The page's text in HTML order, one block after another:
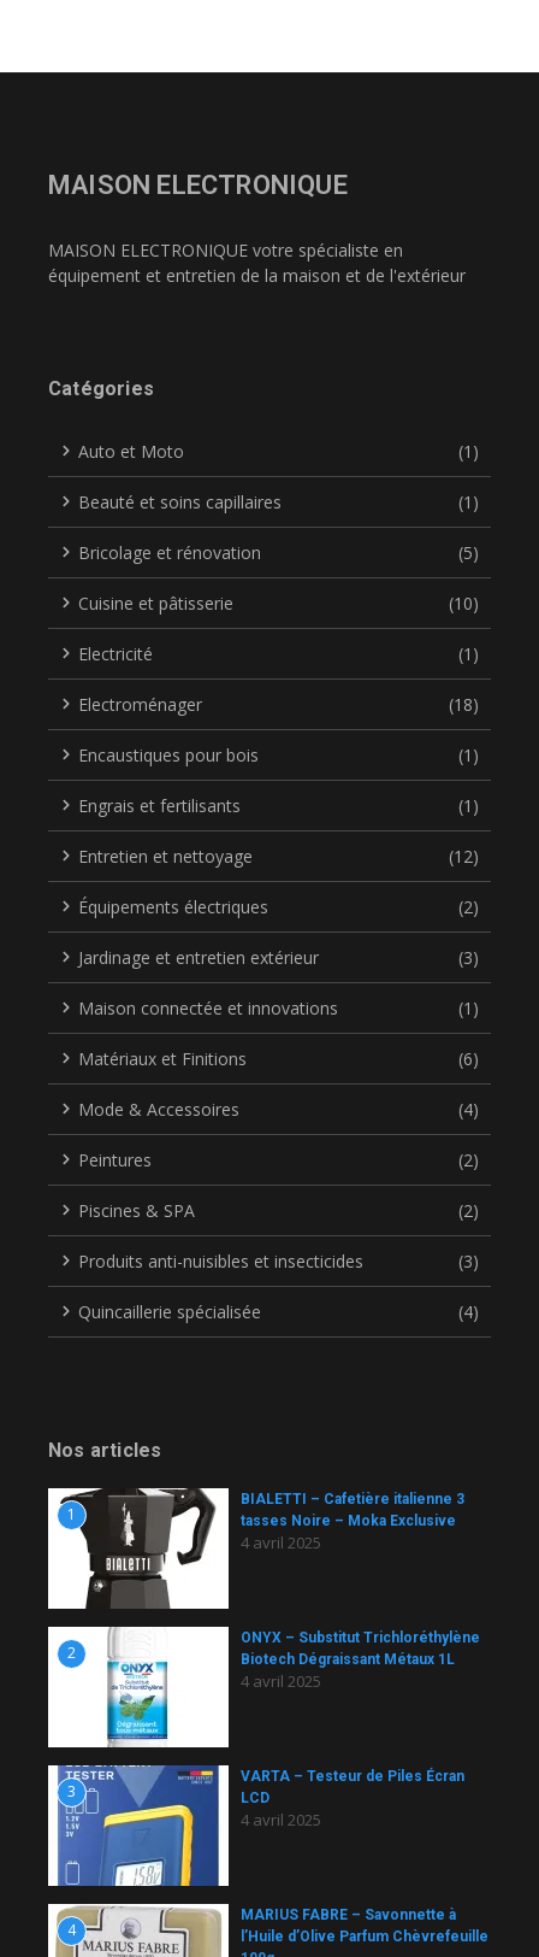
MAISON ELECTRONIQUE
MAISON ELECTRONIQUE votre spécialiste en
équipement et entretien de la maison et de l'extérieur
Catégories
Auto et Moto (1)
Beauté et soins capillaires (1)
Bricolage et rénovation (5)
Cuisine et pâtisserie (10)
Electricité (1)
Electroménager (18)
Encaustiques pour bois (1)
Engrais et fertilisants (1)
Entretien et nettoyage (12)
Équipements électriques (2)
Jardinage et entretien extérieur (3)
Maison connectée et innovations (1)
Matériaux et Finitions (6)
Mode & Accessoires (4)
Peintures (2)
Piscines & SPA (2)
Produits anti-nuisibles et insecticides (3)
Quincaillerie spécialisée (4)
Nos articles
1
BIALETTI – Cafetière italienne 3
tasses Noire – Moka Exclusive
4 avril 2025
2
ONYX – Substitut Trichloréthylène
Biotech Dégraissant Métaux 1L
4 avril 2025
3
VARTA – Testeur de Piles Écran
LCD
4 avril 2025
4
MARIUS FABRE – Savonnette à
l’Huile d’Olive Parfum Chèvrefeuille